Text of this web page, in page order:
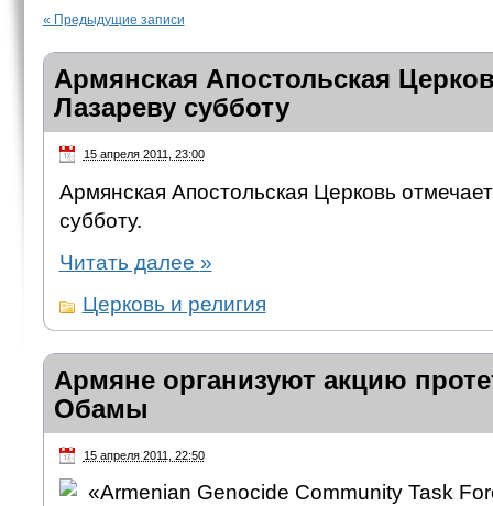
« Предыдущие записи
Армянская Апостольская
Лазареву субботу
15 апреля 2011, 23:00
Армянская Апостольская Церковь
субботу.
Читать далее »
Церковь и религия
Армяне организуют акцию
Обамы
15 апреля 2011, 22:50
«Armenian Genocide Community Task